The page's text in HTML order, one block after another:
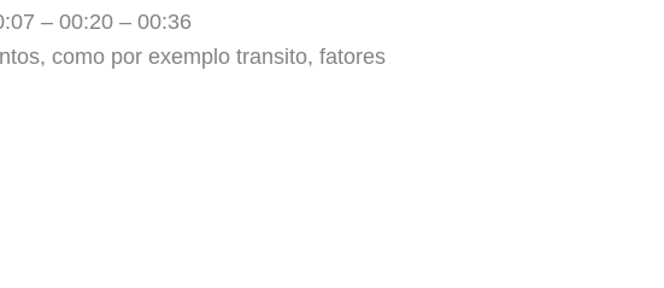
– 00:20 – 00:36
como por exemplo transito, fatores